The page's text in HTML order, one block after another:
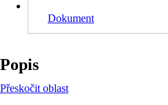
Dokument
Popis
Přeskočit oblast